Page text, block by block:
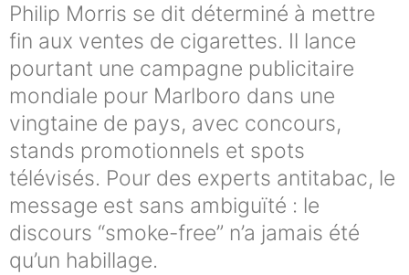
Philip Morris se dit déterminé à mettre
fin aux ventes de cigarettes. Il lance
pourtant une campagne publicitaire
mondiale pour Marlboro dans une
vingtaine de pays, avec concours,
stands promotionnels et spots
télévisés. Pour des experts antitabac, le
message est sans ambiguïté : le
discours “smoke-free” n’a jamais été
qu’un habillage.